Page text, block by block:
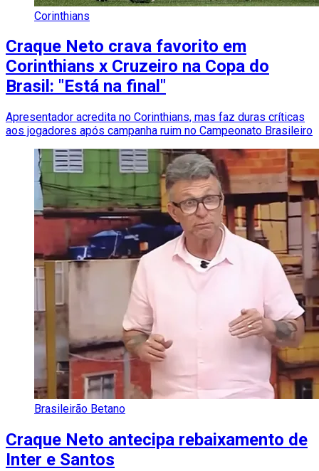
Corinthians
Craque Neto crava favorito em
Corinthians x Cruzeiro na Copa do
Brasil: "Está na final"
Apresentador acredita no Corinthians, mas faz duras críticas
aos jogadores após campanha ruim no Campeonato Brasileiro
Brasileirão Betano
Craque Neto antecipa rebaixamento de
Inter e Santos